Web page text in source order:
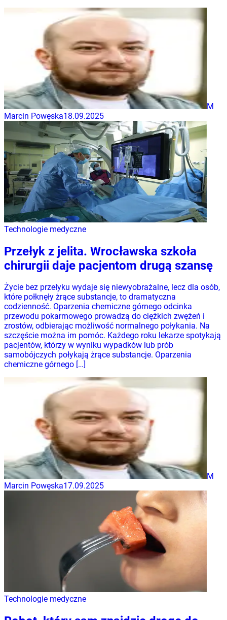
M
Marcin Powęska18.09.2025
Technologie medyczne
Przełyk z jelita. Wrocławska szkoła
chirurgii daje pacjentom drugą szansę
Życie bez przełyku wydaje się niewyobrażalne, lecz dla osób,
które połknęły żrące substancje, to dramatyczna
codzienność. Oparzenia chemiczne górnego odcinka
przewodu pokarmowego prowadzą do ciężkich zwężeń i
zrostów, odbierając możliwość normalnego połykania. Na
szczęście można im pomóc. Każdego roku lekarze spotykają
pacjentów, którzy w wyniku wypadków lub prób
samobójczych połykają żrące substancje. Oparzenia
chemiczne górnego […]
M
Marcin Powęska17.09.2025
Technologie medyczne